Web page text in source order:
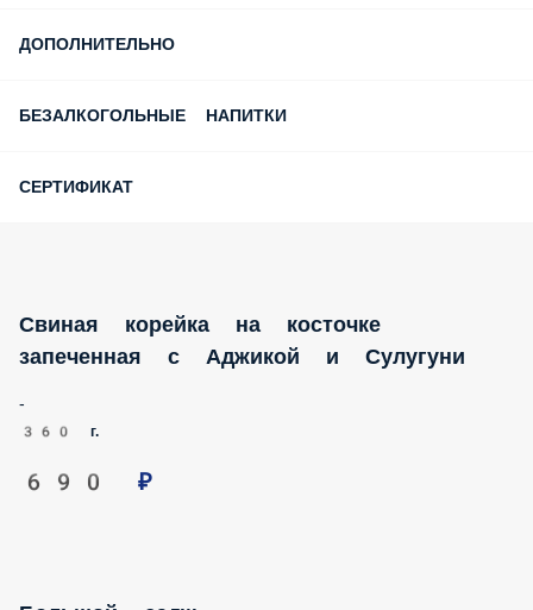
ДОПОЛНИТЕЛЬНО
БЕЗАЛКОГОЛЬНЫЕ НАПИТКИ
СЕРТИФИКАТ
Свиная корейка на косточке запеченная с
Аджикой и Сулугуни
-
360 г.
690 ₽